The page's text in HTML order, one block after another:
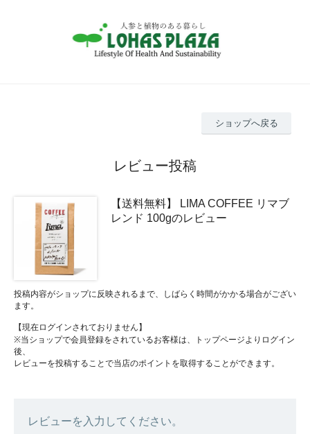
ショップへ戻る
レビュー投稿
【送料無料】 LIMA COFFEE リマブ
レンド 100gのレビュー
投稿内容がショップに反映されるまで、しばらく時間がかかる場合がござい
ます。
【現在ログインされておりません】
※当ショップで会員登録をされているお客様は、トップページよりログイン
後、
レビューを投稿することで当店のポイントを取得することができます。
レビューを入力してください。